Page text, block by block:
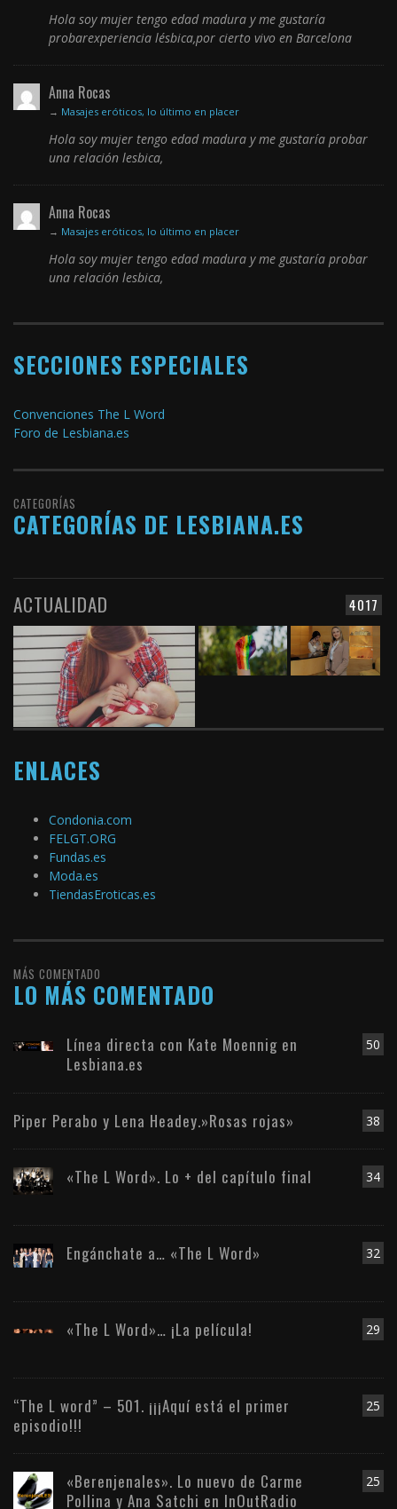
Hola soy mujer tengo edad madura y me gustaría
probarexperiencia lésbica,por cierto vivo en Barcelona
Anna Rocas
→ Masajes eróticos, lo último en placer
Hola soy mujer tengo edad madura y me gustaría probar
una relación lesbica,
Anna Rocas
→ Masajes eróticos, lo último en placer
Hola soy mujer tengo edad madura y me gustaría probar
una relación lesbica,
SECCIONES ESPECIALES
Convenciones The L Word
Foro de Lesbiana.es
CATEGORÍAS
CATEGORÍAS DE LESBIANA.ES
4017
ACTUALIDAD
ENLACES
Condonia.com
FELGT.ORG
Fundas.es
Moda.es
TiendasEroticas.es
MÁS COMENTADO
LO MÁS COMENTADO
50
Línea directa con Kate Moennig en
Lesbiana.es
38
Piper Perabo y Lena Headey.»Rosas rojas»
34
«The L Word». Lo + del capítulo final
32
Engánchate a… «The L Word»
29
«The L Word»… ¡La película!
25
“The L word” – 501. ¡¡¡Aquí está el primer
episodio!!!
25
«Berenjenales». Lo nuevo de Carme
Pollina y Ana Satchi en InOutRadio